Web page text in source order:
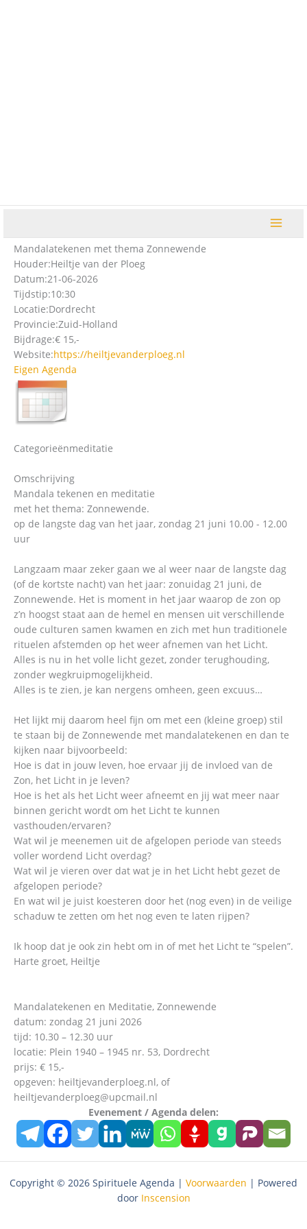
Mandalatekenen met thema Zonnewende
Houder:Heiltje van der Ploeg
Datum:21-06-2026
Tijdstip:10:30
Locatie:Dordrecht
Provincie:Zuid-Holland
Bijdrage:€ 15,-
Website:https://heiltjevanderploeg.nl
Eigen Agenda
Categorieënmeditatie
Omschrijving
Mandala tekenen en meditatie
met het thema: Zonnewende.
op de langste dag van het jaar, zondag 21 juni 10.00 - 12.00
uur
Langzaam maar zeker gaan we al weer naar de langste dag
(of de kortste nacht) van het jaar: zonuidag 21 juni, de
Zonnewende. Het is moment in het jaar waarop de zon op
z’n hoogst staat aan de hemel en mensen uit verschillende
oude culturen samen kwamen en zich met hun traditionele
rituelen afstemden op het weer afnemen van het Licht.
Alles is nu in het volle licht gezet, zonder terughouding,
zonder wegkruipmogelijkheid.
Alles is te zien, je kan nergens omheen, geen excuus…
Het lijkt mij daarom heel fijn om met een (kleine groep) stil
te staan bij de Zonnewende met mandalatekenen en dan te
kijken naar bijvoorbeeld:
Hoe is dat in jouw leven, hoe ervaar jij de invloed van de
Zon, het Licht in je leven?
Hoe is het als het Licht weer afneemt en jij wat meer naar
binnen gericht wordt om het Licht te kunnen
vasthouden/ervaren?
Wat wil je meenemen uit de afgelopen periode van steeds
voller wordend Licht overdag?
Wat wil je vieren over dat wat je in het Licht hebt gezet de
afgelopen periode?
En wat wil je juist koesteren door het (nog even) in de veilige
schaduw te zetten om het nog even te laten rijpen?
Ik hoop dat je ook zin hebt om in of met het Licht te “spelen”.
Harte groet, Heiltje
Mandalatekenen en Meditatie, Zonnewende
datum: zondag 21 juni 2026
tijd: 10.30 – 12.30 uur
locatie: Plein 1940 – 1945 nr. 53, Dordrecht
prijs: € 15,-
opgeven: heiltjevanderploeg.nl, of
heiltjevanderploeg@upcmail.nl
Evenement / Agenda delen:
Copyright © 2026 Spirituele Agenda | Voorwaarden | Powered
door Inscension